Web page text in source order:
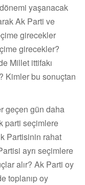
yaşanacak
Ak Parti ve
girecekler
girecekler?
Millet ittifakı
Kimler bu sonuçtan
geçen gün daha
parti seçimlere
Partisinin rahat
ayrı seçimlere
alır? Ak Parti oy
toplanıp oy